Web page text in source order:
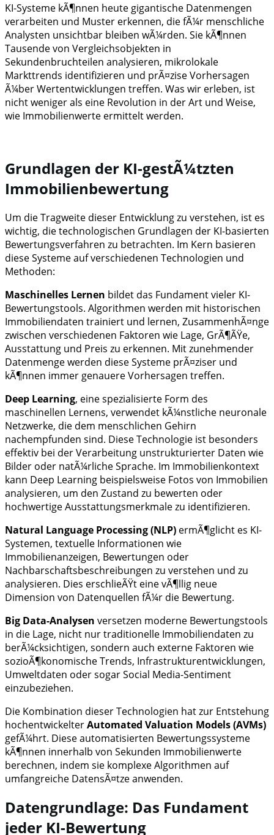
KI-Systeme kÃ¶nnen heute gigantische Datenmengen
verarbeiten und Muster erkennen, die fÃ¼r menschliche
Analysten unsichtbar bleiben wÃ¼rden. Sie kÃ¶nnen
Tausende von Vergleichsobjekten in
Sekundenbruchteilen analysieren, mikrolokale
Markttrends identifizieren und prÃ¤zise Vorhersagen
Ã¼ber Wertentwicklungen treffen. Was wir erleben, ist
nicht weniger als eine Revolution in der Art und Weise,
wie Immobilienwerte ermittelt werden.
Grundlagen der KI-gestÃ¼tzten
Immobilienbewertung
Um die Tragweite dieser Entwicklung zu verstehen, ist es
wichtig, die technologischen Grundlagen der KI-basierten
Bewertungsverfahren zu betrachten. Im Kern basieren
diese Systeme auf verschiedenen Technologien und
Methoden:
Maschinelles Lernen bildet das Fundament vieler KI-
Bewertungstools. Algorithmen werden mit historischen
Immobiliendaten trainiert und lernen, ZusammenhÃ¤nge
zwischen verschiedenen Faktoren wie Lage, GrÃ¶ÃŸe,
Ausstattung und Preis zu erkennen. Mit zunehmender
Datenmenge werden diese Systeme prÃ¤ziser und
kÃ¶nnen immer genauere Vorhersagen treffen.
Deep Learning, eine spezialisierte Form des
maschinellen Lernens, verwendet kÃ¼nstliche neuronale
Netzwerke, die dem menschlichen Gehirn
nachempfunden sind. Diese Technologie ist besonders
effektiv bei der Verarbeitung unstrukturierter Daten wie
Bilder oder natÃ¼rliche Sprache. Im Immobilienkontext
kann Deep Learning beispielsweise Fotos von Immobilien
analysieren, um den Zustand zu bewerten oder
hochwertige Ausstattungsmerkmale zu identifizieren.
Natural Language Processing (NLP) ermÃ¶glicht es KI-
Systemen, textuelle Informationen wie
Immobilienanzeigen, Bewertungen oder
Nachbarschaftsbeschreibungen zu verstehen und zu
analysieren. Dies erschlieÃŸt eine vÃ¶llig neue
Dimension von Datenquellen fÃ¼r die Bewertung.
Big Data-Analysen versetzen moderne Bewertungstools
in die Lage, nicht nur traditionelle Immobiliendaten zu
berÃ¼cksichtigen, sondern auch externe Faktoren wie
sozioÃ¶konomische Trends, Infrastrukturentwicklungen,
Umweltdaten oder sogar Social Media-Sentiment
einzubeziehen.
Die Kombination dieser Technologien hat zur Entstehung
hochentwickelterAutomated Valuation Models (AVMs)
gefÃ¼hrt. Diese automatisierten Bewertungssysteme
kÃ¶nnen innerhalb von Sekunden Immobilienwerte
berechnen, indem sie komplexe Algorithmen auf
umfangreiche DatensÃ¤tze anwenden.
Datengrundlage: Das Fundament
jeder KI-Bewertung